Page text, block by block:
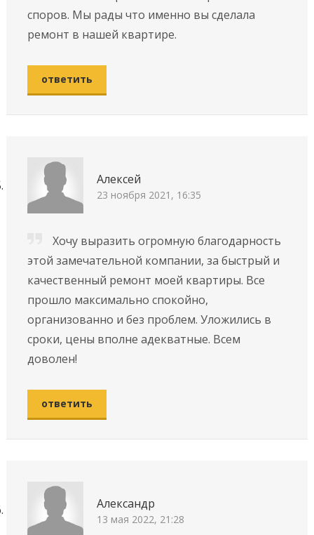
споров. Мы рады что именно вы сделала
ремонт в нашей квартире.
ответить
Алексей
23 ноября 2021, 16:35
Хочу выразить огромную благодарность
этой замечательной компании, за быстрый и
качественный ремонт моей квартиры. Все
прошло максимально спокойно,
организованно и без проблем. Уложились в
сроки, цены вполне адекватные. Всем
доволен!
ответить
Александр
13 мая 2022, 21:28